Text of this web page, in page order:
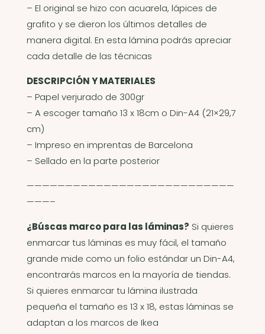
– El original se hizo con acuarela, lápices de
grafito y se dieron los últimos detalles de
manera digital. En esta lámina podrás apreciar
cada detalle de las técnicas
DESCRIPCIÓN Y MATERIALES
– Papel verjurado de 300gr
– A escoger tamaño 13 x 18cm o Din-A4 (21×29,7
cm)
– Impreso en imprentas de Barcelona
– Sellado en la parte posterior
———————————————————————————
———–
¿Búscas marco para las láminas? Si quieres
enmarcar tus láminas es muy fácil, el tamaño
grande mide como un folio estándar un Din-A4,
encontrarás marcos en la mayoría de tiendas.
Si quieres enmarcar tu lámina ilustrada
pequeña el tamaño es 13 x 18, estas láminas se
adaptan a los marcos de Ikea